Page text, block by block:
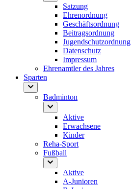
Satzung
Ehrenordnung
Geschäftsordnung
Beitragsordnung
Jugendschutzordnung
Datenschutz
Impressum
Ehrenamtler des Jahres
Sparten
Badminton
Aktive
Erwachsene
Kinder
Reha-Sport
Fußball
Aktive
A-Junioren